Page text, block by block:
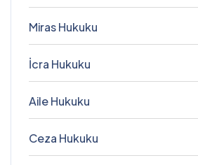
Miras Hukuku
İcra Hukuku
Aile Hukuku
Ceza Hukuku